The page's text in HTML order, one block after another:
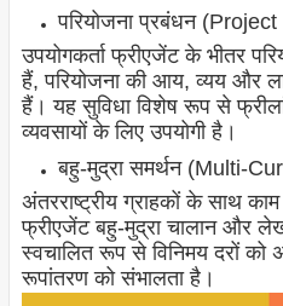
परियोजना प्रबंधन
उपयोगकर्ता फ्रीएजेंट के भीतर
हैं, परियोजना की आय, व्यय और
हैं। यह सुविधा विशेष रूप से
व्यवसायों के लिए उपयोगी है।
बहु-मुद्रा समर्थन (Multi-
अंतरराष्ट्रीय ग्राहकों के साथ
फ्रीएजेंट बहु-मुद्रा चालान और
स्वचालित रूप से विनिमय दरों
रूपांतरण को संभालता है।